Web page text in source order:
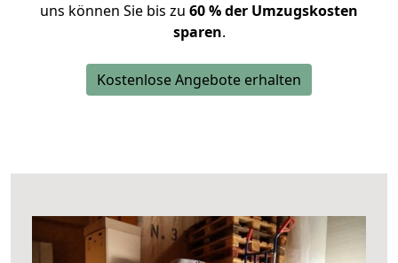
uns können Sie bis zu 60 % der Umzugskosten
sparen.
Kostenlose Angebote erhalten